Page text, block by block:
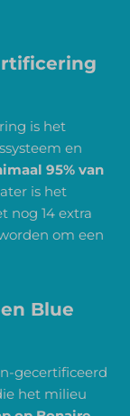
is het
en
95% van
is het
nog 14 extra
om een
Blue
gecertificeerd
het milieu